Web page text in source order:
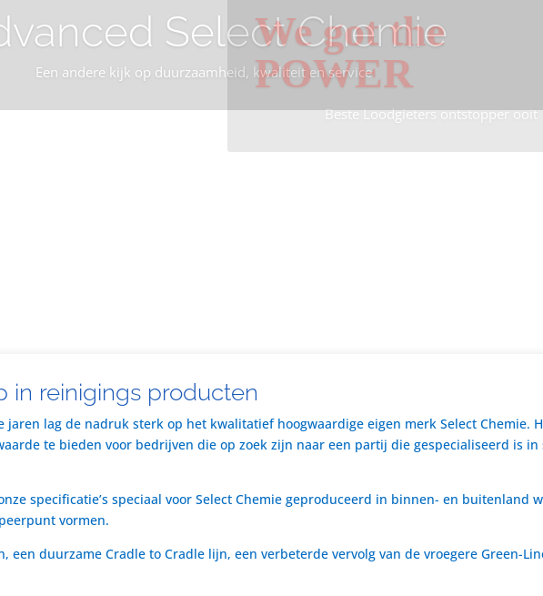
Select Chemie
Een andere kijk op duurzaamheid, kwaliteit en service
We got the
POWER
Beste Loodgieters ontstopper ooit
in reinigings producten
jaren lag de nadruk sterk op het kwalitatief hoogwaardige eigen merk Select Chemie.
te bieden voor bedrijven die op zoek zijn naar een partij die gespecialiseerd is in
specificatie’s speciaal voor Select Chemie geproduceerd in binnen- en buitenland
vormen.
een duurzame Cradle to Cradle lijn, een verbeterde vervolg van de vroegere Green-